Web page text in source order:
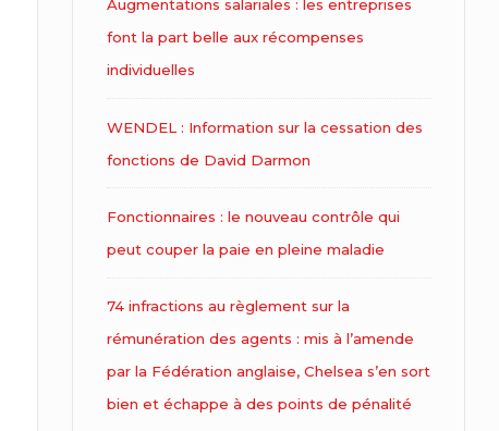
Augmentations salariales : les entreprises
font la part belle aux récompenses
individuelles
WENDEL : Information sur la cessation des
fonctions de David Darmon
Fonctionnaires : le nouveau contrôle qui
peut couper la paie en pleine maladie
74 infractions au règlement sur la
rémunération des agents : mis à l’amende
par la Fédération anglaise, Chelsea s’en sort
bien et échappe à des points de pénalité